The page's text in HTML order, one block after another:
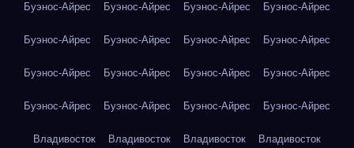
Буэнос-Айрес Буэнос-Айрес Буэнос-Айрес Буэнос-Айрес
Буэнос-Айрес Буэнос-Айрес Буэнос-Айрес Буэнос-Айрес
Буэнос-Айрес Буэнос-Айрес Буэнос-Айрес Буэнос-Айрес
Буэнос-Айрес Буэнос-Айрес Буэнос-Айрес Буэнос-Айрес
Владивосток Владивосток Владивосток Владивосток